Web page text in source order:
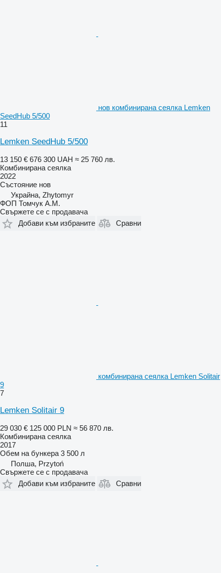
нов комбинирана сеялка Lemken
SeedHub 5/500
11
Lemken SeedHub 5/500
13 150 € 676 300 UAH ≈ 25 760 лв.
Комбинирана сеялка
2022
Състояние нов
Украйна, Zhytomyr
ФОП Томчук А.М.
Свържете се с продавача
Добави към избраните
Сравни
комбинирана сеялка Lemken Solitair
9
7
Lemken Solitair 9
29 030 € 125 000 PLN ≈ 56 870 лв.
Комбинирана сеялка
2017
Обем на бункера 3 500 л
Полша, Przytoń
Свържете се с продавача
Добави към избраните
Сравни